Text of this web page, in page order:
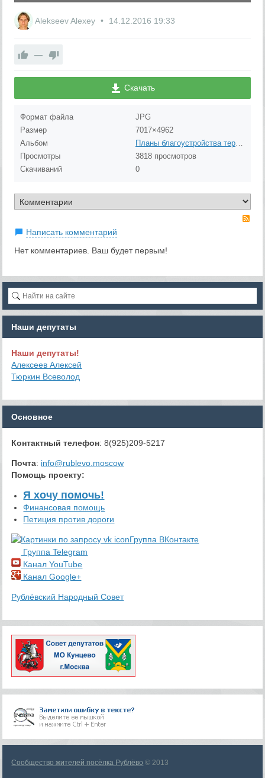
Alekseev Alexey 14.12.2016 19:33
—
Скачать
Формат файла
JPG
Размер
7017×4962
Альбом
Планы благоустройства территорий
Просмотры
3818 просмотров
Скачиваний
0
Написать комментарий
Нет комментариев. Ваш будет первым!
Наши депутаты
Наши депутаты!
Алексеев Алексей
Тюркин Всеволод
Основное
Контактный телефон: 8(925)209-5217
Почта: info@rublevo.moscow
Помощь проекту:
Я хочу помочь!
Финансовая помощь
Петиция против дороги
Группа ВКонтакте
Группа Telegram
Канал YouTube
Канал Google+
Рублёвский Народный Совет
Сообщество жителей посёлка Рублёво © 2013